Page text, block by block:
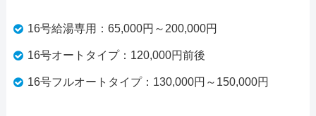
16号給湯専用：65,000円～200,000円
16号オートタイプ：120,000円前後
16号フルオートタイプ：130,000円～150,000円